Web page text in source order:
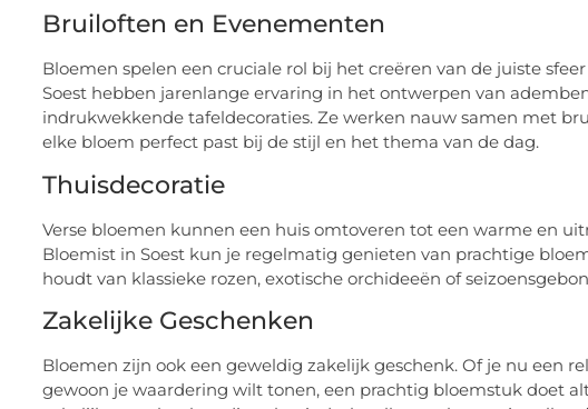
Bruiloften en Evenementen
Bloemen spelen een cruciale rol bij het creëren van de juiste
Soest hebben jarenlange ervaring in het ontwerpen van
indrukwekkende tafeldecoraties. Ze werken nauw samen met
elke bloem perfect past bij de stijl en het thema van de dag.
Thuisdecoratie
Verse bloemen kunnen een huis omtoveren tot een warme en
Bloemist in Soest kun je regelmatig genieten van prachtige
houdt van klassieke rozen, exotische orchideeën of
Zakelijke Geschenken
Bloemen zijn ook een geweldig zakelijk geschenk. Of je nu een
gewoon je waardering wilt tonen, een prachtig bloemstuk doet